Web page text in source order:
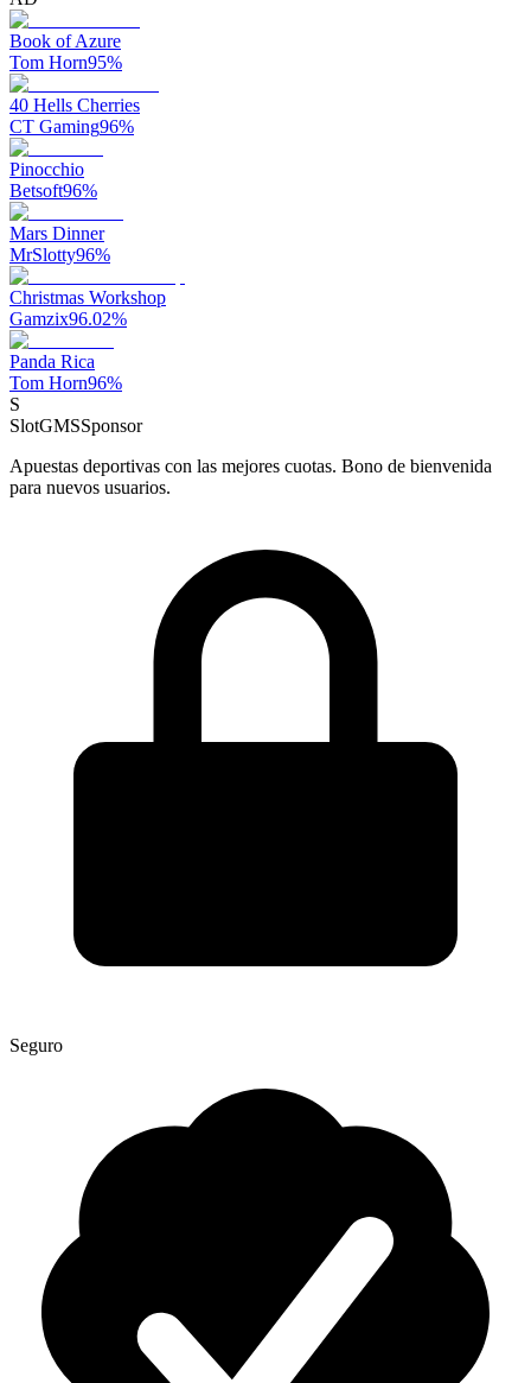
Book of Azure
Tom Horn95%
40 Hells Cherries
CT Gaming96%
Pinocchio
Betsoft96%
Mars Dinner
MrSlotty96%
Christmas Workshop
Gamzix96.02%
Panda Rica
Tom Horn96%
S
SlotGMSSponsor
Apuestas deportivas con las mejores cuotas. Bono de bienvenida
para nuevos usuarios.
Seguro